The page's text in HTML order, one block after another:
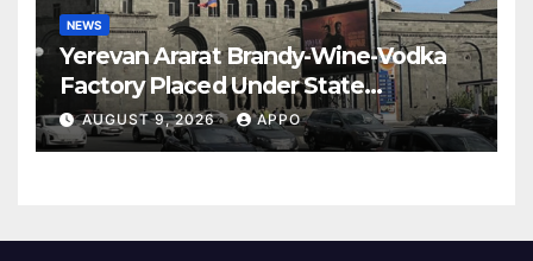
NEWS
Yerevan Ararat Brandy-Wine-Vodka
Factory Placed Under State
Administration
AUGUST 9, 2026 APPO